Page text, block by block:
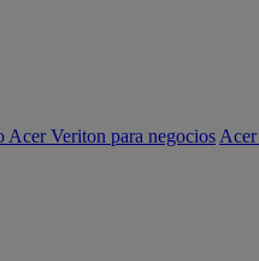
Acer Veriton para negocios